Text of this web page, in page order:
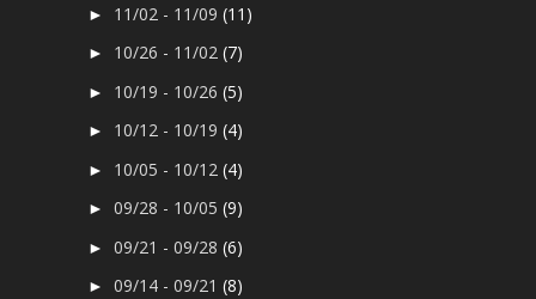
► 11/02 - 11/09(11)
► 10/26 - 11/02(7)
► 10/19 - 10/26(5)
► 10/12 - 10/19(4)
► 10/05 - 10/12(4)
►09/28 - 10/05(9)
►09/21 - 09/28(6)
►09/14 - 09/21(8)